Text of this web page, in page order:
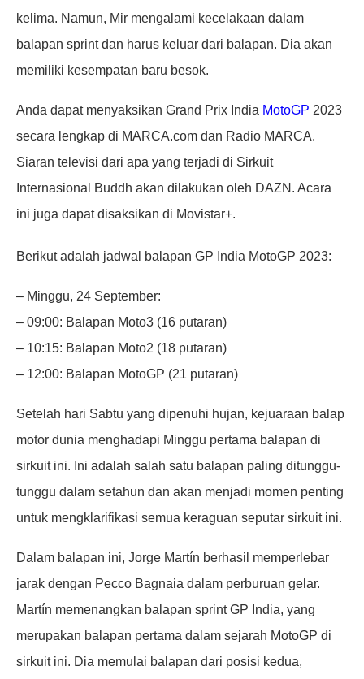
kelima. Namun, Mir mengalami kecelakaan dalam
balapan sprint dan harus keluar dari balapan. Dia akan
memiliki kesempatan baru besok.
Anda dapat menyaksikan Grand Prix India MotoGP 2023
secara lengkap di MARCA.com dan Radio MARCA.
Siaran televisi dari apa yang terjadi di Sirkuit
Internasional Buddh akan dilakukan oleh DAZN. Acara
ini juga dapat disaksikan di Movistar+.
Berikut adalah jadwal balapan GP India MotoGP 2023:
– Minggu, 24 September:
– 09:00: Balapan Moto3 (16 putaran)
– 10:15: Balapan Moto2 (18 putaran)
– 12:00: Balapan MotoGP (21 putaran)
Setelah hari Sabtu yang dipenuhi hujan, kejuaraan balap
motor dunia menghadapi Minggu pertama balapan di
sirkuit ini. Ini adalah salah satu balapan paling ditunggu-
tunggu dalam setahun dan akan menjadi momen penting
untuk mengklarifikasi semua keraguan seputar sirkuit ini.
Dalam balapan ini, Jorge Martín berhasil memperlebar
jarak dengan Pecco Bagnaia dalam perburuan gelar.
Martín memenangkan balapan sprint GP India, yang
merupakan balapan pertama dalam sejarah MotoGP di
sirkuit ini. Dia memulai balapan dari posisi kedua,